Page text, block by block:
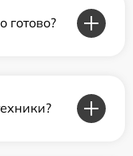
готово?